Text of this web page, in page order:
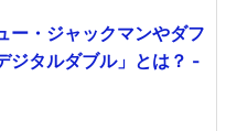
ー・ジャックマンやダフ
ジタルダブル」とは？ -